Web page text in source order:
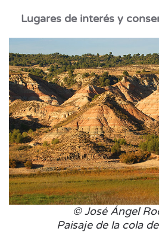
Lugares de interés y
© José Ángel
Paisaje de la cola